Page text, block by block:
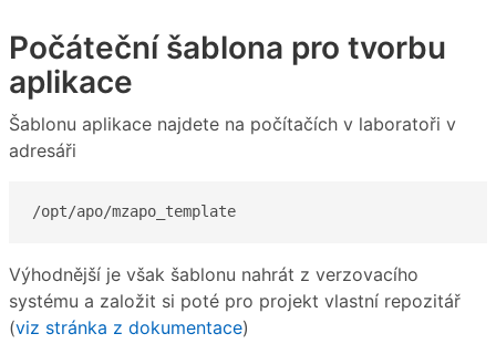
Počáteční šablona pro tvorbu
aplikace
Šablonu aplikace najdete na počítačích v laboratoři v
adresáři
/opt/apo/mzapo_template
Výhodnější je však šablonu nahrát z verzovacího
systému a založit si poté pro projekt vlastní repozitář
(viz stránka z dokumentace)